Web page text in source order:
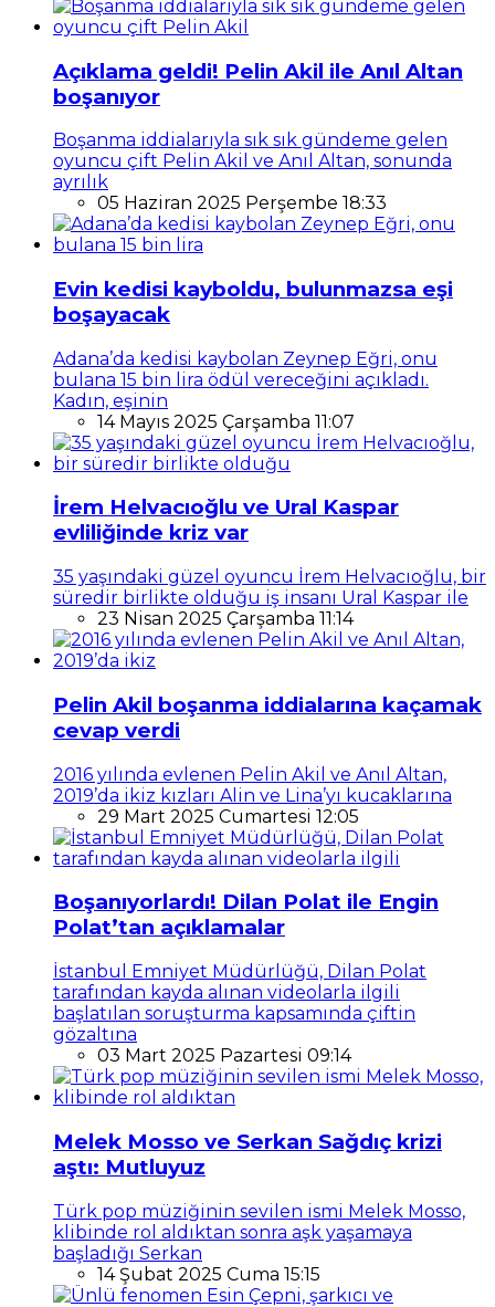
Açıklama geldi! Pelin Akil ile Anıl Altan
boşanıyor
Boşanma iddialarıyla sık sık gündeme gelen
oyuncu çift Pelin Akil ve Anıl Altan, sonunda
ayrılık
05 Haziran 2025 Perşembe 18:33
Evin kedisi kayboldu, bulunmazsa eşi
boşayacak
Adana’da kedisi kaybolan Zeynep Eğri, onu
bulana 15 bin lira ödül vereceğini açıkladı.
Kadın, eşinin
14 Mayıs 2025 Çarşamba 11:07
İrem Helvacıoğlu ve Ural Kaspar
evliliğinde kriz var
35 yaşındaki güzel oyuncu İrem Helvacıoğlu, bir
süredir birlikte olduğu iş insanı Ural Kaspar ile
23 Nisan 2025 Çarşamba 11:14
Pelin Akil boşanma iddialarına kaçamak
cevap verdi
2016 yılında evlenen Pelin Akil ve Anıl Altan,
2019’da ikiz kızları Alin ve Lina’yı kucaklarına
29 Mart 2025 Cumartesi 12:05
Boşanıyorlardı! Dilan Polat ile Engin
Polat’tan açıklamalar
İstanbul Emniyet Müdürlüğü, Dilan Polat
tarafından kayda alınan videolarla ilgili
başlatılan soruşturma kapsamında çiftin
gözaltına
03 Mart 2025 Pazartesi 09:14
Melek Mosso ve Serkan Sağdıç krizi
aştı: Mutluyuz
Türk pop müziğinin sevilen ismi Melek Mosso,
klibinde rol aldıktan sonra aşk yaşamaya
başladığı Serkan
14 Şubat 2025 Cuma 15:15